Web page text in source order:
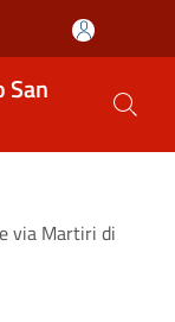
San
via Martiri di